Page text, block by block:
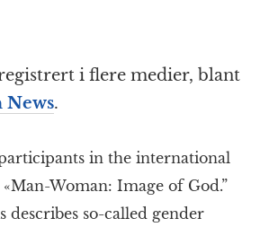
i flere medier, blant
News.
in the international
Woman: Image of God.”
describes so-called gender